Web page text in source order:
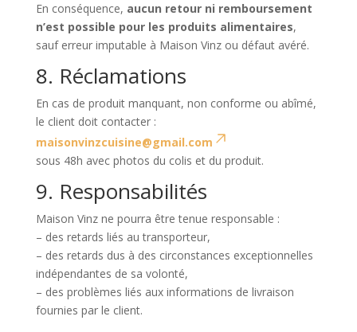
En conséquence, aucun retour ni remboursement
n’est possible pour les produits alimentaires,
sauf erreur imputable à Maison Vinz ou défaut avéré.
8. Réclamations
En cas de produit manquant, non conforme ou abîmé,
le client doit contacter :
maisonvinzcuisine@gmail.com
sous 48h avec photos du colis et du produit.
9. Responsabilités
Maison Vinz ne pourra être tenue responsable :
– des retards liés au transporteur,
– des retards dus à des circonstances exceptionnelles
indépendantes de sa volonté,
– des problèmes liés aux informations de livraison
fournies par le client.